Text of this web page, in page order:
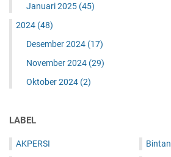
Januari 2025 (45)
2024 (48)
Desember 2024 (17)
November 2024 (29)
Oktober 2024 (2)
LABEL
AKPERSI
Bintan